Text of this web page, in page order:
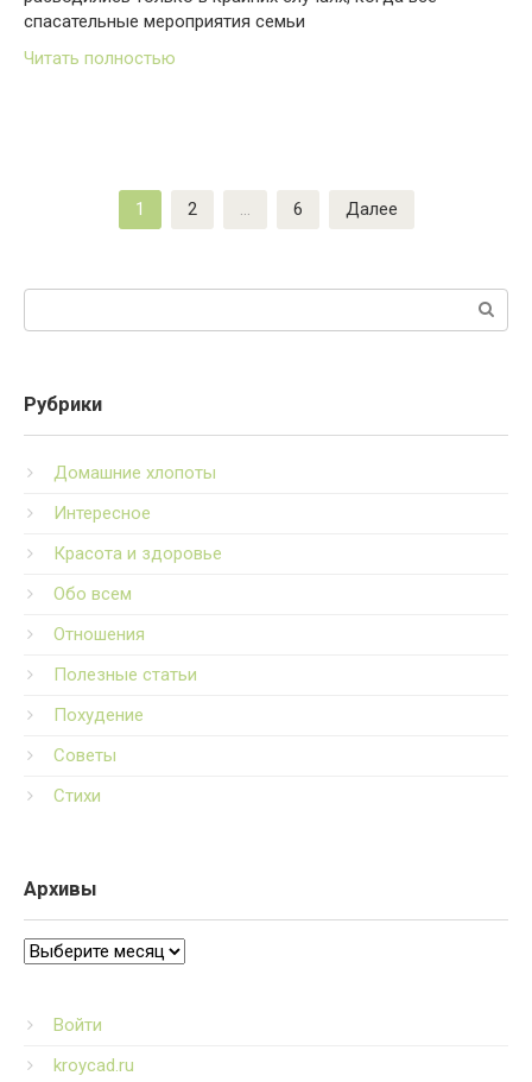
спасательные мероприятия семьи
Читать полностью
1 2 6 Далее
Поиск:
Рубрики
Домашние хлопоты
Интересное
Красота и здоровье
Обо всем
Отношения
Полезные статьи
Похудение
Советы
Стихи
Архивы
Архивы
Войти
kroycad.ru